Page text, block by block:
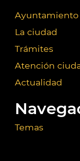
Ayuntamiento
La ciudad
Trámites
Atención
Actualidad
Temas